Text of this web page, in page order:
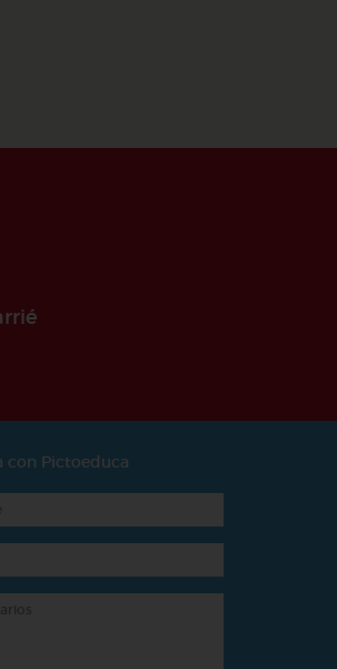
con Pictoeduca